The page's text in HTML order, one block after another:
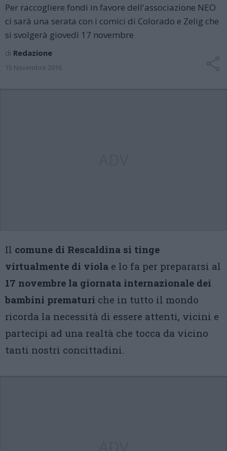
Per raccogliere fondi in favore dell'associazione NEO
ci sarà una serata con i comici di Colorado e Zelig che
si svolgerà giovedì 17 novembre
di Redazione
15 Novembre 2016
Il comune di Rescaldina si tinge
virtualmente di viola e lo fa per prepararsi al
17 novembre la giornata internazionale dei
bambini prematuri che in tutto il mondo
ricorda la necessità di essere attenti, vicini e
partecipi ad una realtà che tocca da vicino
tanti nostri concittadini.